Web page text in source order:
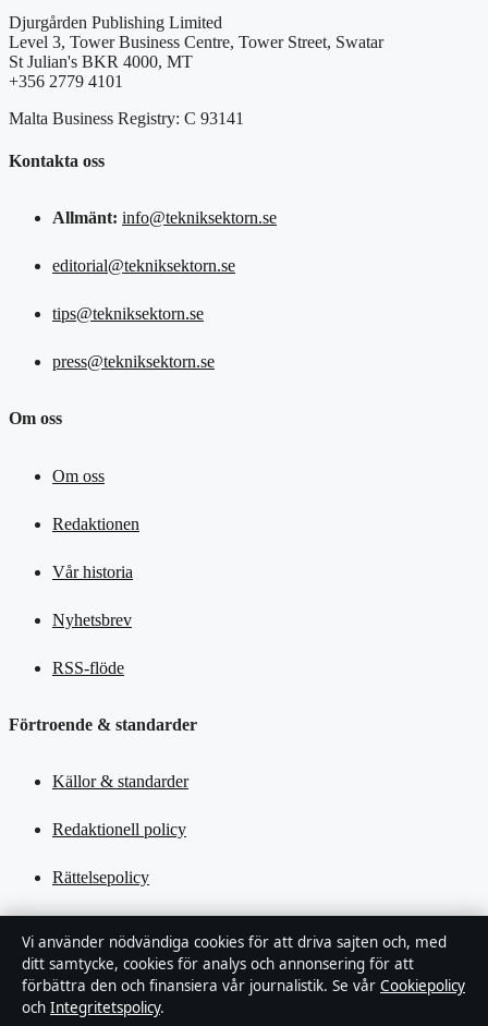
Djurgården Publishing Limited
Level 3, Tower Business Centre, Tower Street, Swatar
St Julian's BKR 4000, MT
+356 2779 4101
Malta Business Registry: C 93141
Kontakta oss
Allmänt: info@tekniksektorn.se
editorial@tekniksektorn.se
tips@tekniksektorn.se
press@tekniksektorn.se
Om oss
Om oss
Redaktionen
Vår historia
Nyhetsbrev
RSS-flöde
Förtroende & standarder
Källor & standarder
Redaktionell policy
Rättelsepolicy
Kändisar & integritet
Integritetspolicy
Vi använder nödvändiga cookies för att driva sajten och, med
ditt samtycke, cookies för analys och annonsering för att
förbättra den och finansiera vår journalistik. Se vår Cookiepolicy
och Integritetspolicy.